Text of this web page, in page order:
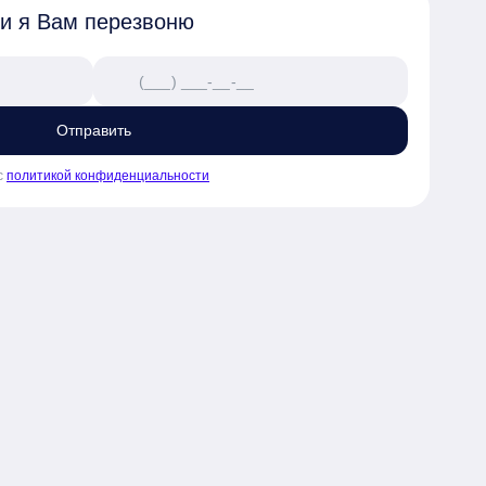
я Вам перезвоню
Отправить
политикой конфиденциальности